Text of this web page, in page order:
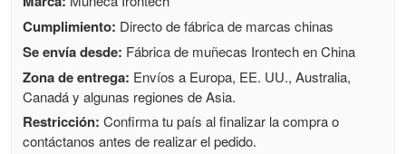
Cumplimiento: Directo de fábrica de marcas chinas
Se envía desde: Fábrica de muñecas Irontech en China
Zona de entrega: Envíos a Europa, EE. UU., Australia,
Canadá y algunas regiones de Asia.
Restricción: Confirma tu país al finalizar la compra o
contáctanos antes de realizar el pedido.